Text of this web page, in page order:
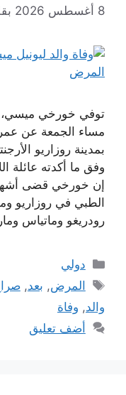
8 أغسطس 2026
توفي خورخي ميسي،
بمدينة روزاريو
وفق ما أكدته عائلة
إن خورخي قضى أشهره
الطبي في روزاريو
رودريغو وماتياس
التصنيفات
دولي
الوسوم
المرض, بعد,
والد, وفاة
أضف تعليق